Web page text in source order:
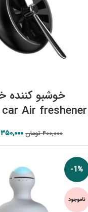
۵۴۹,۷۰۰ تومان
خوشبو کننده
Air freshener
شیائومی
۴۰۰,۰۰۰ تومان ۳۵۰,۰۰۰
-1%
ناموجود